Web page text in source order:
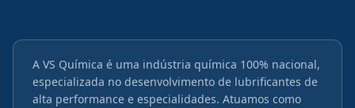
A VS Química é uma indústria química 100% nacional,
especializada no desenvolvimento de lubrificantes de
alta performance e especialidades. Atuamos como